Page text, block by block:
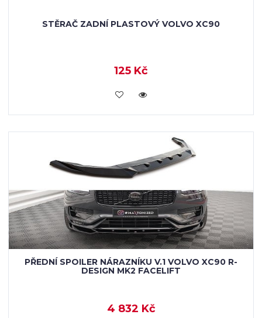
STĚRAČ ZADNÍ PLASTOVÝ VOLVO XC90
125 Kč
KOUPIT
PŘEDNÍ SPOILER NÁRAZNÍKU V.1 VOLVO XC90 R-
DESIGN MK2 FACELIFT
4 832 Kč